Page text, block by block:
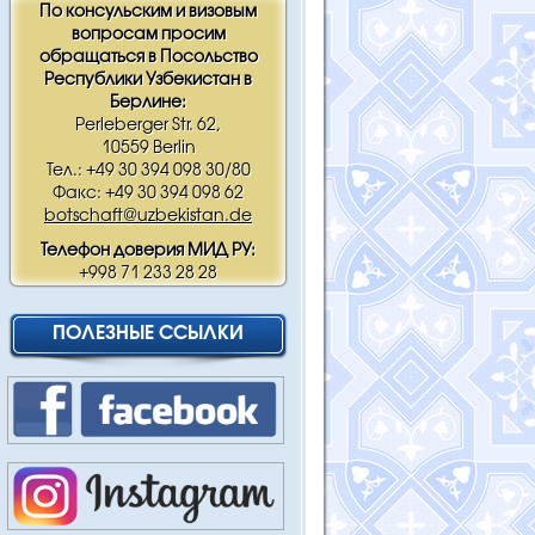
По консульским и визовым
вопросам просим
обращаться в Посольство
Республики Узбекистан в
Берлине:
Perleberger Str. 62,
10559 Berlin
Тел.: +49 30 394 098 30/80
Факс: +49 30 394 098 62
botschaft@uzbekistan.de
Телефон доверия МИД РУ:
+998 71 233 28 28
ПОЛЕЗНЫЕ ССЫЛКИ